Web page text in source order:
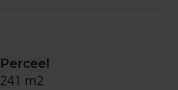
Perceel
241 m2